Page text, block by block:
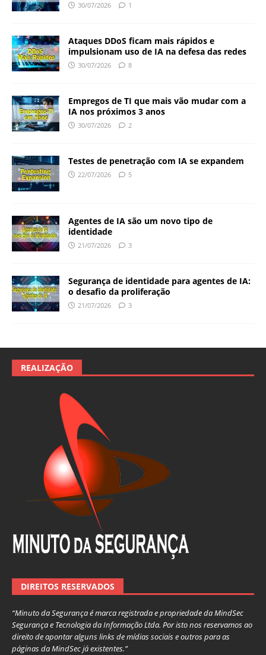
30/07/2026 1
Ataques DDoS ficam mais rápidos e
impulsionam uso de IA na defesa das redes
30/07/2026 8
Empregos de TI que mais vão mudar com a
IA nos próximos 3 anos
30/07/2026 2
Testes de penetração com IA se expandem
22/07/2026 5
Agentes de IA são um novo tipo de
identidade
21/07/2026 3
Segurança de identidade para agentes de IA:
o desafio da proliferação
21/07/2026 3
REALIZAÇÃO
DIREITOS RESERVADOS
“Minuto da Segurança é marca registrada e propriedade da MindSec
Segurança e Tecnologia da Informação Ltda. Por isto nos reservamos ao
direito de apontar alguns links de mídias sociais e outros para as
páginas da MindSec já existentes.”